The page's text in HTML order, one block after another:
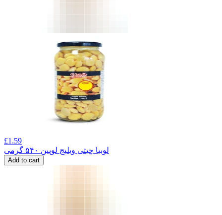
£1.59
لوبیا چیتی ویلیج لوپین ۵۴۰ گرمی
Add to cart